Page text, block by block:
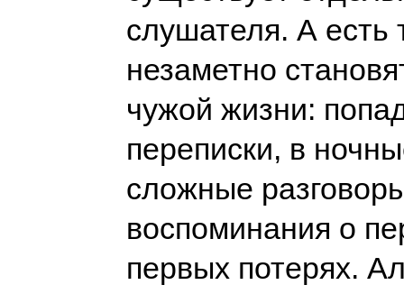
слушателя. А есть
незаметно
чужой жизни:
переписки, в
сложные
воспоминания о
первых потерях.